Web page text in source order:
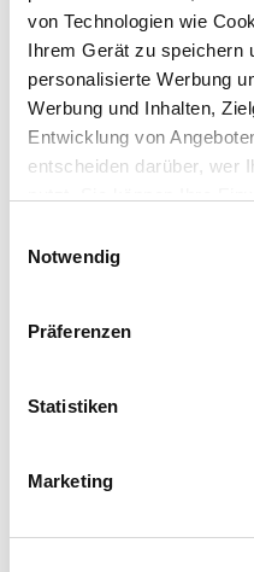
von Technologien wie
Ihrem Gerät zu speichern
personalisierte Werbung
Werbung und Inhalten,
Entwicklung von
entscheiden darüber, wer
Trigger Symbol ändern
Informationen
können
bestimmten
Erfahren Sie mehr
Notwendig
Präferenzen
Statistiken
Marketing